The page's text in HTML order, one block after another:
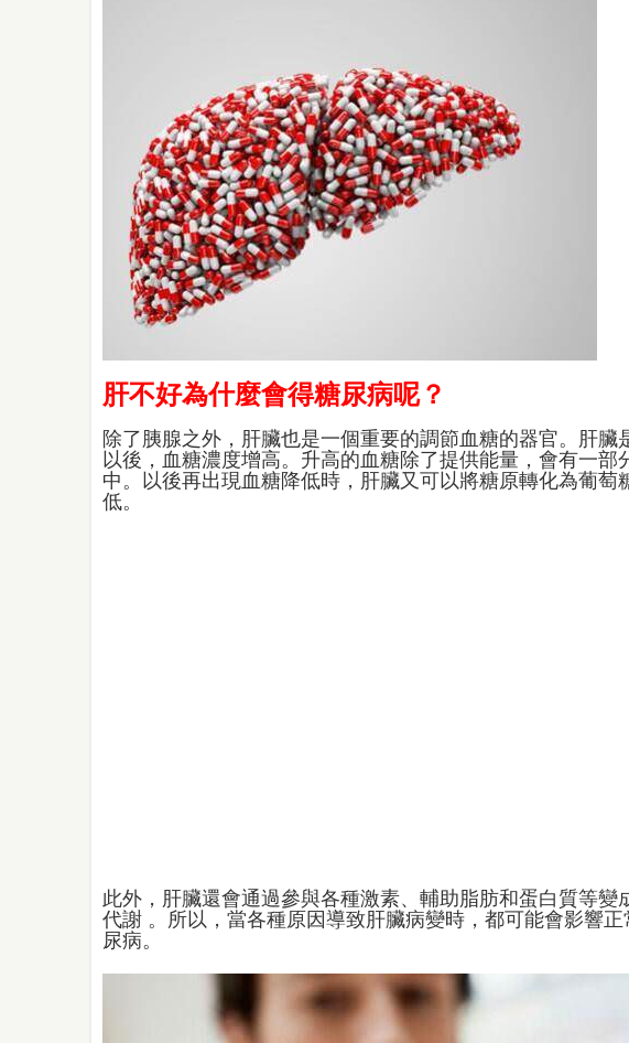
肝不好為什麼會得糖尿病呢？
除了胰腺之外，肝臟也是一個重要的調節血糖的器官。肝
以後，血糖濃度增高。升高的血糖除了提供能量，會有一
中。以後再出現血糖降低時，肝臟又可以將糖原轉化為葡
低。
此外，肝臟還會通過參與各種激素、輔助脂肪和蛋白質等
代謝 。所以，當各種原因導致肝臟病變時，都可能會影響
尿病。